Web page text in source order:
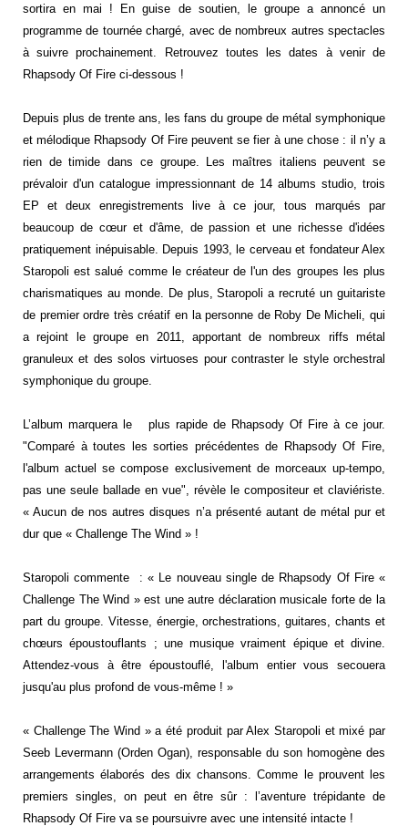
sortira en mai ! En guise de soutien, le groupe a annoncé un
programme de tournée chargé, avec de nombreux autres spectacles
à suivre prochainement. Retrouvez toutes les dates à venir de
Rhapsody Of Fire ci-dessous !
Depuis plus de trente ans, les fans du groupe de métal symphonique
et mélodique Rhapsody Of Fire peuvent se fier à une chose : il n’y a
rien de timide dans ce groupe. Les maîtres italiens peuvent se
prévaloir d'un catalogue impressionnant de 14 albums studio, trois
EP et deux enregistrements live à ce jour, tous marqués par
beaucoup de cœur et d'âme, de passion et une richesse d'idées
pratiquement inépuisable. Depuis 1993, le cerveau et fondateur Alex
Staropoli est salué comme le créateur de l'un des groupes les plus
charismatiques au monde. De plus, Staropoli a recruté un guitariste
de premier ordre très créatif en la personne de Roby De Micheli, qui
a rejoint le groupe en 2011, apportant de nombreux riffs métal
granuleux et des solos virtuoses pour contraster le style orchestral
symphonique du groupe.
L’album marquera le plus rapide de Rhapsody Of Fire à ce jour.
"Comparé à toutes les sorties précédentes de Rhapsody Of Fire,
l'album actuel se compose exclusivement de morceaux up-tempo,
pas une seule ballade en vue", révèle le compositeur et claviériste.
« Aucun de nos autres disques n’a présenté autant de métal pur et
dur que « Challenge The Wind » !
Staropoli commente : « Le nouveau single de Rhapsody Of Fire «
Challenge The Wind » est une autre déclaration musicale forte de la
part du groupe. Vitesse, énergie, orchestrations, guitares, chants et
chœurs époustouflants ; une musique vraiment épique et divine.
Attendez-vous à être époustouflé, l'album entier vous secouera
jusqu'au plus profond de vous-même ! »
« Challenge The Wind » a été produit par Alex Staropoli et mixé par
Seeb Levermann (Orden Ogan), responsable du son homogène des
arrangements élaborés des dix chansons. Comme le prouvent les
premiers singles, on peut en être sûr : l’aventure trépidante de
Rhapsody Of Fire va se poursuivre avec une intensité intacte !